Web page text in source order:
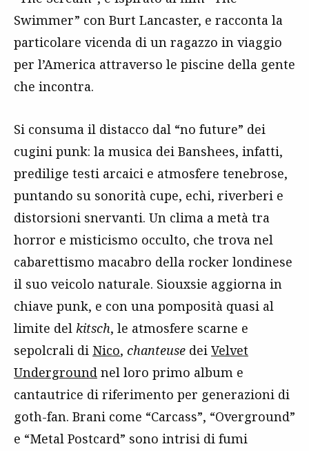
Swimmer” con Burt Lancaster, e racconta la
particolare vicenda di un ragazzo in viaggio
per l’America attraverso le piscine della gente
che incontra.
Si consuma il distacco dal “no future” dei
cugini punk: la musica dei Banshees, infatti,
predilige testi arcaici e atmosfere tenebrose,
puntando su sonorità cupe, echi, riverberi e
distorsioni snervanti. Un clima a metà tra
horror e misticismo occulto, che trova nel
cabarettismo macabro della rocker londinese
il suo veicolo naturale. Siouxsie aggiorna in
chiave punk, e con una pomposità quasi al
limite del kitsch, le atmosfere scarne e
sepolcrali di Nico, chanteuse dei Velvet
Underground nel loro primo album e
cantautrice di riferimento per generazioni di
goth-fan. Brani come “Carcass”, “Overground”
e “Metal Postcard” sono intrisi di fumi